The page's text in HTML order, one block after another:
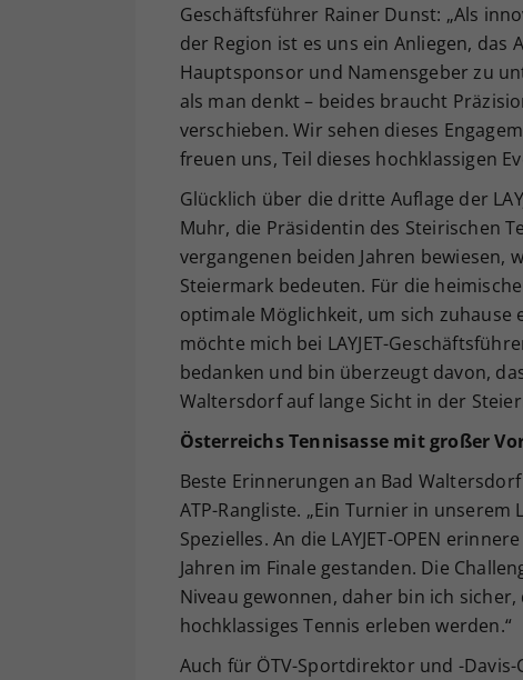
Geschäftsführer Rainer Dunst: „Als
der Region ist es uns ein Anliegen, das
Hauptsponsor und Namensgeber zu
als man denkt – beides braucht
verschieben. Wir sehen dieses
freuen uns, Teil dieses hochklassigen
Glücklich über die dritte Auflage der
Muhr, die Präsidentin des Steirischen
vergangenen beiden Jahren bewiesen,
Steiermark bedeuten. Für die
optimale Möglichkeit, um sich
möchte mich bei LAYJET-
bedanken und bin überzeugt davon,
Waltersdorf auf lange Sicht in der
Österreichs Tennisasse mit großer
Beste Erinnerungen an Bad
ATP-Rangliste. „Ein Turnier in
Spezielles. An die LAYJET-OPEN
Jahren im Finale gestanden. Die
Niveau gewonnen, daher bin ich
hochklassiges Tennis erleben werden.“
Auch für ÖTV-Sportdirektor und -Davis-